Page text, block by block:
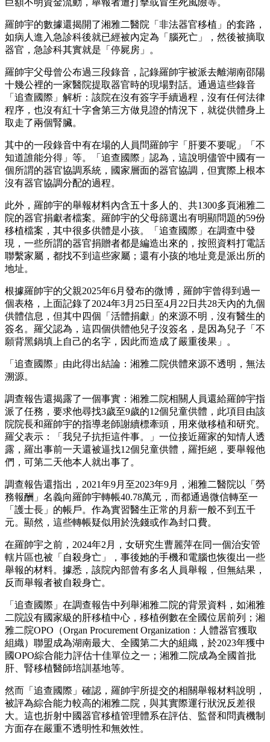
羅帥宇的數據還揭開了湘雅二醫院「非法器官移植」的套路，
如病人進入急診科後就已經被內定為「腦死亡」，然後被摘取
器官，急診科其實就是「停屍房」。
羅帥宇父母曾公布過三段錄音，記錄羅帥宇被派去離湖南邵陽
十幾公裡的一家醫院提取器官時的現場對話。通過這些錄音
「追查國際」解析：該院在沒有簽字手續過程，沒有任何法律
程序，也沒有紅十字會第三方做見證的情況下，就從供體身上
取走了兩個腎臟。
其中的一段錄音中有在場的人員問羅帥宇「肝要不要呢」「不
知道誰能分得」等。「追查國際」認為，這說明儘管中國有一
個所謂的器官協調系統，國家層面的器官協調，但實際上根本
沒有器官協調分配的過程。
此外，羅帥宇的舉報材料內含五十多人的、共1300多頁湘雅二
院的器官捐獻者檔案。羅帥宇的父母篩選出有明顯問題的59份
移植檔案，其中很多供體是小孩。「追查國際」在調查中發
現，一些所謂的器官捐贈者都是編造出來的，按照資料打電話
聯繫家屬，都找不到這些家屬；還有小孩的地址竟是派出所的
地址。
根據羅帥宇的父親2025年6月發布的微博，羅帥宇曾得到過一
個表格，上面記錄了2024年3月25日至4月22日共28天內的九個
供體信息，但其中四個「活體捐獻」的來源不明，沒有醫生的
簽名。羅父認為，這四個供體他兒子沒簽名，是因為兒子「不
願背黑鍋填上自己的名字，因此而造成了嚴重後果」。
「追查國際」由此得出結論：湘雅二院供體來源不透明，無法
溯源。
調查報告還揭露了一個事實：湘雅二院相關人員還給羅帥宇指
派了任務，要求他尋找3歲至9歲的12個兒童供體，此項目由該
院院長和羅帥宇的指導老師謝續標牽頭，用來做移植和研究。
羅父表示：「我兒子抗拒這件事。」一位接近羅家的知情人透
露，羅出事前一天還被逼找12個兒童供體，羅拒絕，要舉報他
們，可第二天他本人就出事了。
調查報告還指出，2021年9月至2023年9月，湘雅二醫院以「勞
務報酬」名義向羅帥宇轉帳40.78萬元，而都通過微信轉至一
「護士長」的帳戶。作為實習醫生正常的月薪一般不到五千
元。顯然，這些轉帳疑似用於洗錢或作為封口費。
在羅帥宇之前，2024年2月，女研究生曹麗萍在同一個治安管
轄片區也被「自殺身亡」，事後她的手機和電腦也恢復出一些
舉報的材料。據悉，該院內部曾有多名人員舉報，但無結果，
反而舉報者被自殺身亡。
「追查國際」在調查報告中列舉湘雅二院的背景資料，如湘雅
二院設有國家級的肝移植中心，移植例數在全國位居前列；湘
雅二院OPO（Organ Procurement Organization：人體器官獲取
組織）聯盟成為湖南最大、全國第二大的組織，於2023年獲中
國OPO綜合能力評估十佳單位之一；湘雅二院成為全國首批
肝、腎移植醫師培訓基地等。
然而「追查國際」確認，羅帥宇所提交的相關舉報材料說明，
被評為綜合能力較高的湘雅二院，與其實際運行狀況反差很
大。這也折射中國器官移植管理體系在評估、監督和問責機制
方面存在嚴重不透明性和無效性。